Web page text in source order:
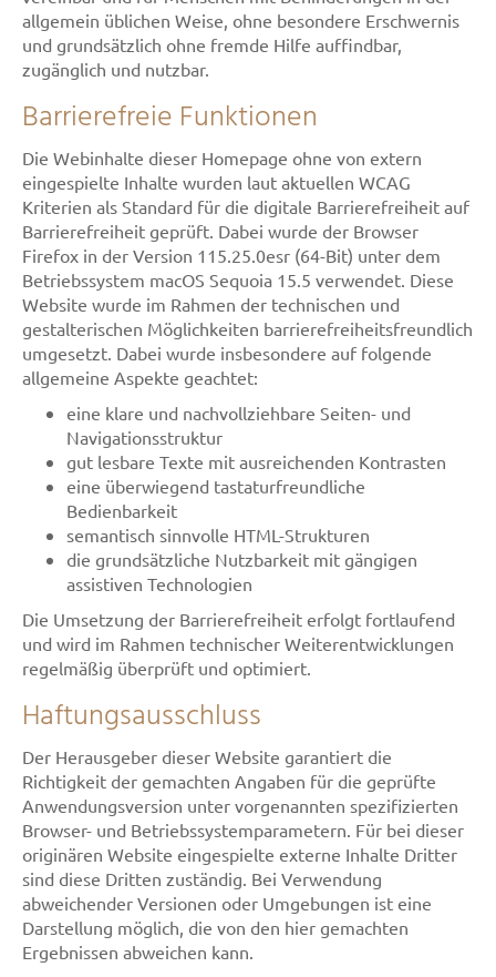
allgemein üblichen Weise, ohne besondere Erschwernis
und grundsätzlich ohne fremde Hilfe auffindbar,
zugänglich und nutzbar.
Barrierefreie Funktionen
Die Webinhalte dieser Homepage ohne von extern
eingespielte Inhalte wurden laut aktuellen WCAG
Kriterien als Standard für die digitale Barrierefreiheit auf
Barrierefreiheit geprüft. Dabei wurde der Browser
Firefox in der Version 115.25.0esr (64-Bit) unter dem
Betriebssystem macOS Sequoia 15.5 verwendet. Diese
Website wurde im Rahmen der technischen und
gestalterischen Möglichkeiten barrierefreiheitsfreundlich
umgesetzt. Dabei wurde insbesondere auf folgende
allgemeine Aspekte geachtet:
eine klare und nachvollziehbare Seiten- und
Navigationsstruktur
gut lesbare Texte mit ausreichenden Kontrasten
eine überwiegend tastaturfreundliche
Bedienbarkeit
semantisch sinnvolle HTML-Strukturen
die grundsätzliche Nutzbarkeit mit gängigen
assistiven Technologien
Die Umsetzung der Barrierefreiheit erfolgt fortlaufend
und wird im Rahmen technischer Weiterentwicklungen
regelmäßig überprüft und optimiert.
Haftungsausschluss
Der Herausgeber dieser Website garantiert die
Richtigkeit der gemachten Angaben für die geprüfte
Anwendungsversion unter vorgenannten spezifizierten
Browser- und Betriebssystemparametern. Für bei dieser
originären Website eingespielte externe Inhalte Dritter
sind diese Dritten zuständig. Bei Verwendung
abweichender Versionen oder Umgebungen ist eine
Darstellung möglich, die von den hier gemachten
Ergebnissen abweichen kann.